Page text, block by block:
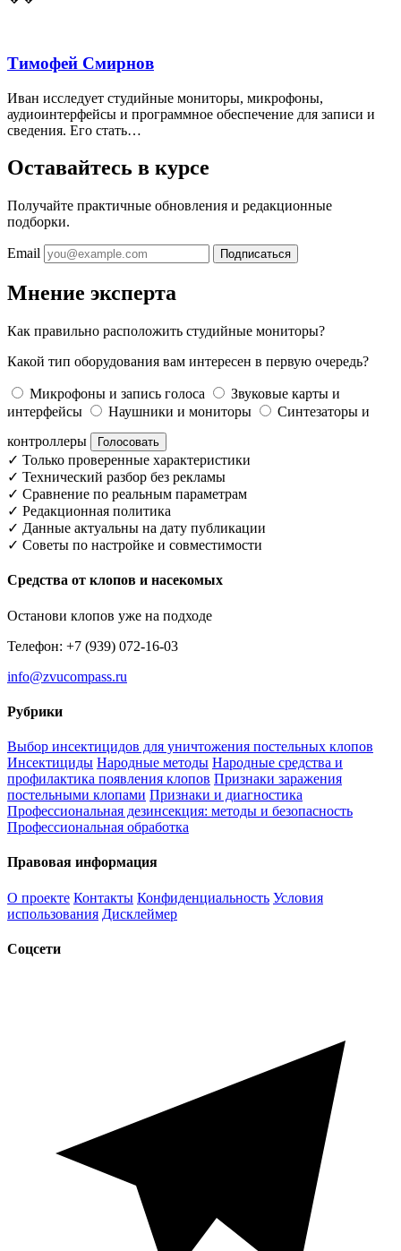
Тимофей Смирнов
Иван исследует студийные мониторы, микрофоны,
аудиоинтерфейсы и программное обеспечение для записи и
сведения. Его стать…
Оставайтесь в курсе
Получайте практичные обновления и редакционные
подборки.
Email Подписаться
Мнение эксперта
Как правильно расположить студийные мониторы?
Какой тип оборудования вам интересен в первую очередь?
Микрофоны и запись голоса
Звуковые карты и
интерфейсы
Наушники и мониторы
Синтезаторы и
контроллеры
Голосовать
✓ Только проверенные характеристики
✓ Технический разбор без рекламы
✓ Сравнение по реальным параметрам
✓ Редакционная политика
✓ Данные актуальны на дату публикации
✓ Советы по настройке и совместимости
Средства от клопов и насекомых
Останови клопов уже на подходе
Телефон: +7 (939) 072-16-03
info@zvucompass.ru
Рубрики
Выбор инсектицидов для уничтожения постельных клопов
Инсектициды Народные методы Народные средства и
профилактика появления клопов Признаки заражения
постельными клопами Признаки и диагностика
Профессиональная дезинсекция: методы и безопасность
Профессиональная обработка
Правовая информация
О проекте Контакты Конфиденциальность Условия
использования Дисклеймер
Соцсети